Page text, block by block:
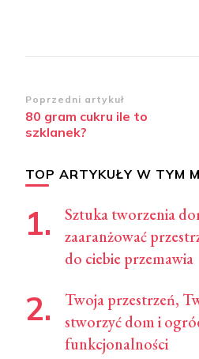
Zobacz
wpisy
Poprzedni artykuł
80 gram cukru ile to
szklanek?
TOP ARTYKUŁY W TYM
Sztuka tworzenia
zaaranżować
do ciebie przemawia
Twoja przestrzeń,
stworzyć dom i
funkcjonalności